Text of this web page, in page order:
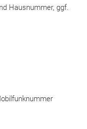
Hausnummer, ggf.